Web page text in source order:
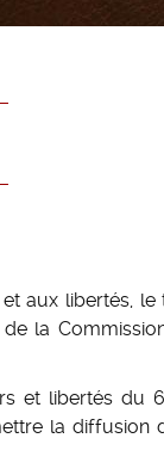
aux libertés,
la
et libertés du
la diffusion